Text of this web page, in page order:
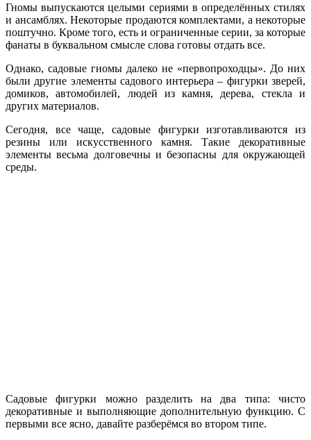
Гномы выпускаются целыми сериями в определённых стилях
и ансамблях. Некоторые продаются комплектами, а некоторые
поштучно. Кроме того, есть и ограниченные серии, за которые
фанаты в буквальном смысле слова готовы отдать все.
Однако, садовые гномы далеко не «первопроходцы». До них
были другие элементы садового интерьера – фигурки зверей,
домиков, автомобилей, людей из камня, дерева, стекла и
других материалов.
Сегодня, все чаще, садовые фигурки изготавливаются из
резины или искусственного камня. Такие декоративные
элементы весьма долговечны и безопасны для окружающей
среды.
Садовые фигурки можно разделить на два типа: чисто
декоративные и выполняющие дополнительную функцию. С
первыми все ясно, давайте разберёмся во втором типе.